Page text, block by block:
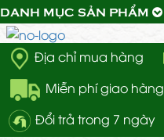
Địa chỉ mua hàng
Miễn phí giao hàng
Đổi trả trong 7 ngày
DANH MỤC SẢN PHẨM